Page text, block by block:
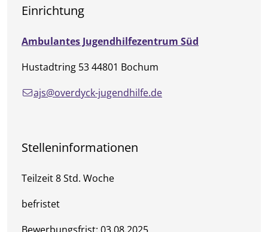
Einrichtung
Ambulantes Jugendhilfezentrum Süd
Hustadtring 53 44801 Bochum
ajs@overdyck-jugendhilfe.de
Stelleninformationen
Teilzeit 8 Std. Woche
befristet